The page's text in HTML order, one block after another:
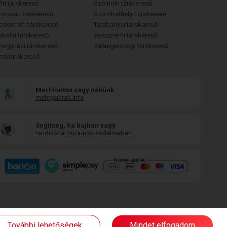
társkereső
társkereső
társkereső
társkereső
társkereső
társkereső
Szolnoki társkereső
Szombathelyi társkereső
Tatabányai társkereső
Veszprémi társkereső
Zalaegerszegi társkereső
Mert fontos vagy nekünk
mehnyakrak.info
Segítség, ha bajban vagy
randivonal.hu/a-nok-vedelmeben